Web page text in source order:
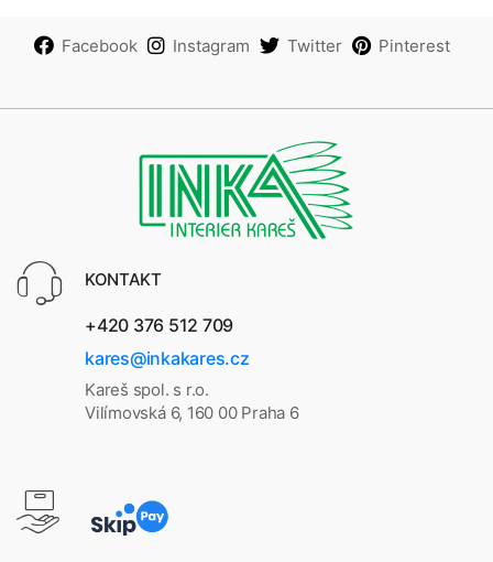
Facebook Instagram Twitter Pinterest
KONTAKT
+420 376 512 709
kares@inkakares.cz
Kareš spol. s r.o.
Vilímovská 6, 160 00 Praha 6